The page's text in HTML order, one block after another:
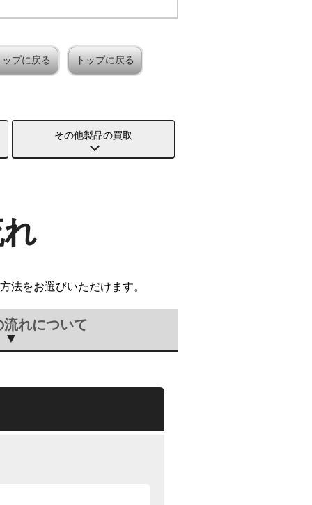
プに戻る トップに戻る
その他製品の買取
法をお選びいただけます。
れについて